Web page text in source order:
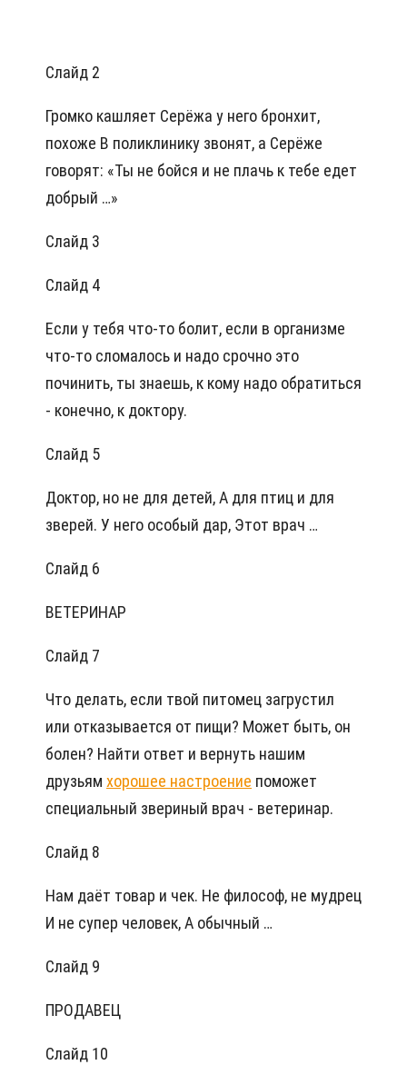
Слайд 2
Громко кашляет Серёжа у него бронхит,
похоже В поликлинику звонят, а Серёже
говорят: «Ты не бойся и не плачь к тебе едет
добрый …»
Слайд 3
Слайд 4
Если у тебя что-то болит, если в организме
что-то сломалось и надо срочно это
починить, ты знаешь, к кому надо обратиться
- конечно, к доктору.
Слайд 5
Доктор, но не для детей, А для птиц и для
зверей. У него особый дар, Этот врач …
Слайд 6
ВЕТЕРИНАР
Слайд 7
Что делать, если твой питомец загрустил
или отказывается от пищи? Может быть, он
болен? Найти ответ и вернуть нашим
друзьям хорошее настроение поможет
специальный звериный врач - ветеринар.
Слайд 8
Нам даёт товар и чек. Не философ, не мудрец
И не супер человек, А обычный …
Слайд 9
ПРОДАВЕЦ
Слайд 10